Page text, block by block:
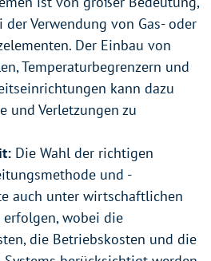
der Verwendung von Gas- oder
Der Einbau von
Temperaturbegrenzern und
kann dazu
und Verletzungen zu
Die Wahl der richtigen
und -
auch unter wirtschaftlichen
erfolgen, wobei die
die Betriebskosten und die